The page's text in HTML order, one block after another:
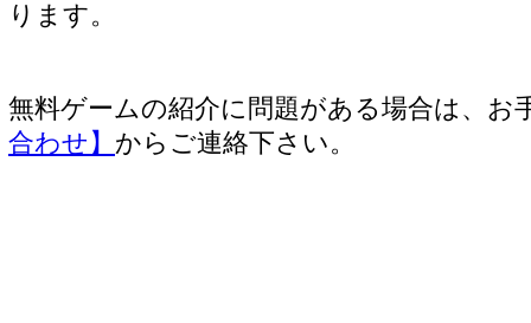
ります。
無料ゲームの紹介に問題がある場合は、お
合わせ】 からご連絡下さい。